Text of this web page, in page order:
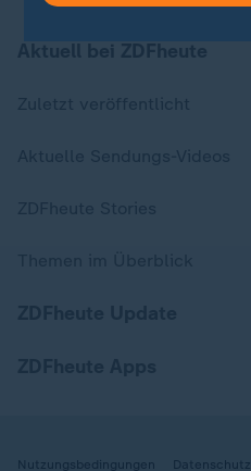
Nutzungsbedingungen Datenschutz